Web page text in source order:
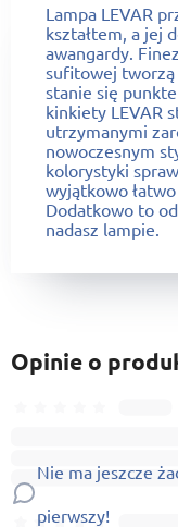
Lampa LEVAR
kształtem, a jej
awangardy.
sufitowej
stanie się
kinkiety LEVAR
utrzymanymi
nowoczesnym
kolorystyki
wyjątkowo
Dodatkowo to
nadasz lampie.
Opinie o
Nie ma jeszcze
pierwszy!